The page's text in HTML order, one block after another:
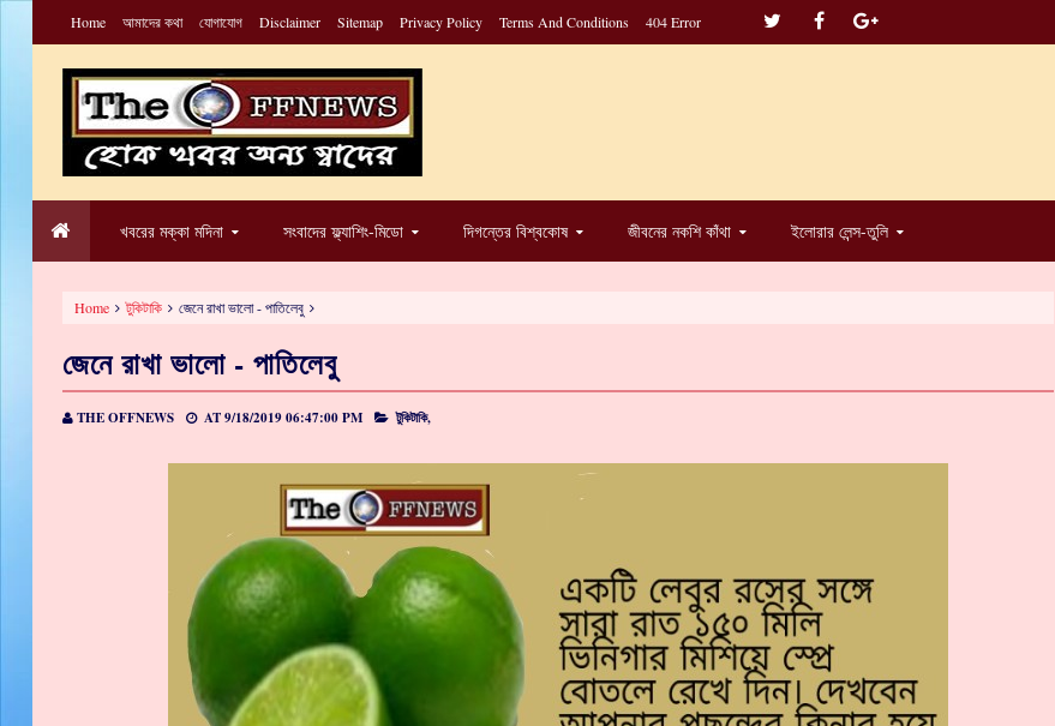
Home আমাদের কথা যোগাযোগ Disclaimer Sitemap Privacy Policy Terms And Conditions 404 Error
খবরের মক্কা মদিনা সংবাদের ফ্ল্যাশিং-মিডো দিগন্তের বিশ্বকোষ জীবনের নকশি কাঁথা ইলোরার লেন্স-তুলি
Home টুকিটাকি জেনে রাখা ভালো - পাতিলেবু
জেনে রাখা ভালো - পাতিলেবু
THE OFFNEWS AT9/18/2019 06:47:00 PM টুকিটাকি,